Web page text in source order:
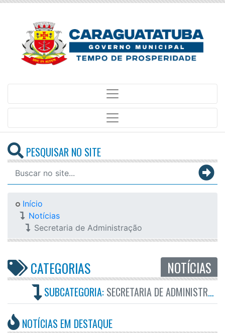
PESQUISAR NO SITE
Início
Notícias
Secretaria de Administração
CATEGORIAS NOTÍCIAS
SUBCATEGORIA: SECRETARIA DE ADMINISTRAÇÃO
NOTÍCIAS EM DESTAQUE